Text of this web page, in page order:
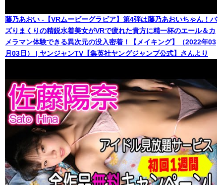
藤乃あおい -【VRムービーグラビア】第4弾は藤乃あおいちゃん！バ
ズりまくりの精鋭水着美女がVRで疲れた貴方に精一杯のエール＆カ
メラマン体験できる異次元の没入密着！【メイキング】（2022年03
月03日） | ヤンジャンTV【集英社ヤングジャンプ公式】さんより